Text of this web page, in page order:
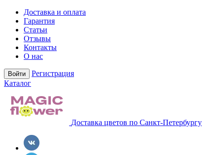
Доставка и оплата
Гарантия
Статьи
Отзывы
Контакты
О нас
Войти
Регистрация
Каталог
Доставка цветов по Санкт-Петербургу